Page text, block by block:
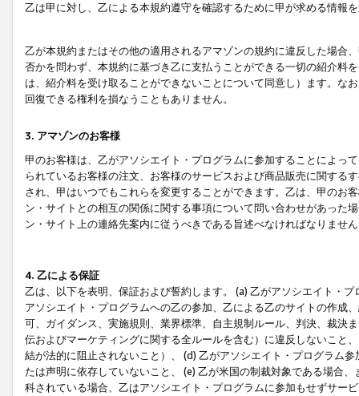
乙は甲に対し、乙による本規約遵守を確認するために甲が求める情報
乙が本規約またはその他の適用されるアマゾンの規約に違反した場合
否かを問わず、本規約に基づき乙に支払うことができる一切の紹介料
は、紹介料を受け取ることができないことについて同意し）ます。な
回復できる権利を損なうこともありません。
3. アマゾンのお客様
甲のお客様は、乙がアソシエイト・プログラムに参加することによっ
られているお客様の注文、お客様のサービスおよび商品販売に関する
され、甲はいつでもこれらを変更することができます。乙は、甲のお
ン・サイトとの相互の関係に関する事項について問い合わせがあった
ン・サイト上の連絡先案内に従うべきである旨述べなければなりませ
4. 乙による保証
乙は、以下を表明、保証および誓約します。 (a) 乙がアソシエイト・
アソシエイト・プログラムへの乙の参加、乙による乙のサイトの作成
可、ガイダンス、実施規則、業界標準、自主規制ルール、判決、裁決
伝およびマーケティングに関する全ルールを含む）に違反しないこと
結が法的に阻止されないこと）、 (d) 乙がアソシエイト・プログラム
たは声明に依存していないこと、 (e) 乙が米国の制裁対象である場合
科されている場合、乙はアソシエイト・プログラムに参加もせずサー